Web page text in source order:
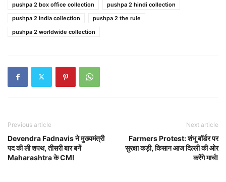
pushpa 2 box office collection
pushpa 2 hindi collection
pushpa 2 india collection
pushpa 2 the rule
pushpa 2 worldwide collection
Previous article
Devendra Fadnavis ने मुख्यमंत्री
पद की ली शपथ, तीसरी बार बनें
Maharashtra के CM!
Next article
Farmers Protest: शंभू बॉर्डर पर
सुरक्षा कड़ी, किसान आज दिल्ली की ओर
करेंगे मार्च!